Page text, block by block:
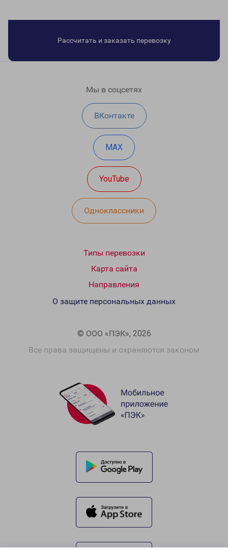
Рассчитать и заказать перевозку
Мы в соцсетях
ВКонтакте
MAX
YouTube
Одноклассники
Типы перевозки
Карта сайта
Направления
© ООО «ПЭК», 2026
Все права защищены и охраняются законом
О защите персональных данных